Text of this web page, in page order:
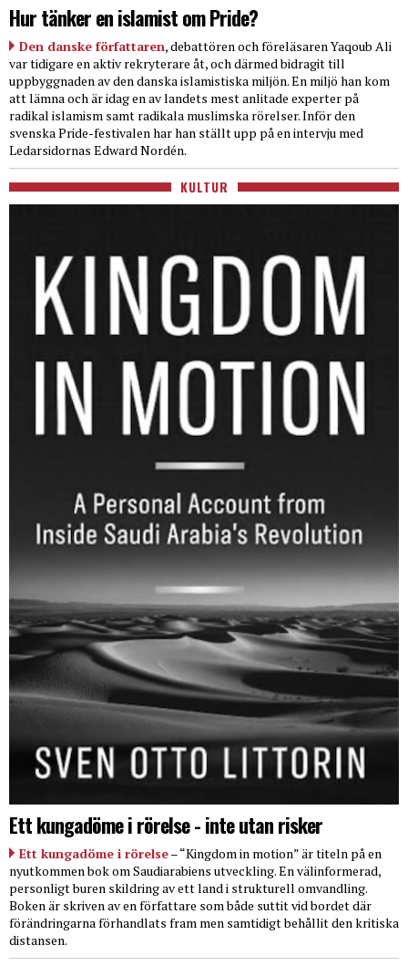
Hur tänker en islamist om Pride?
Den danske författaren, debattören och föreläsaren Yaqoub Ali
var tidigare en aktiv rekryterare åt, och därmed bidragit till
uppbyggnaden av den danska islamistiska miljön. En miljö han kom
att lämna och är idag en av landets mest anlitade experter på
radikal islamism samt radikala muslimska rörelser. Inför den
svenska Pride-festivalen har han ställt upp på en intervju med
Ledarsidornas Edward Nordén.
KULTUR
Ett kungadöme i rörelse - inte utan risker
Ett kungadöme i rörelse– “Kingdom in motion” är titeln på en
nyutkommen bok om Saudiarabiens utveckling. En välinformerad,
personligt buren skildring av ett land i strukturell omvandling.
Boken är skriven av en författare som både suttit vid bordet där
förändringarna förhandlats fram men samtidigt behållit den kritiska
distansen.